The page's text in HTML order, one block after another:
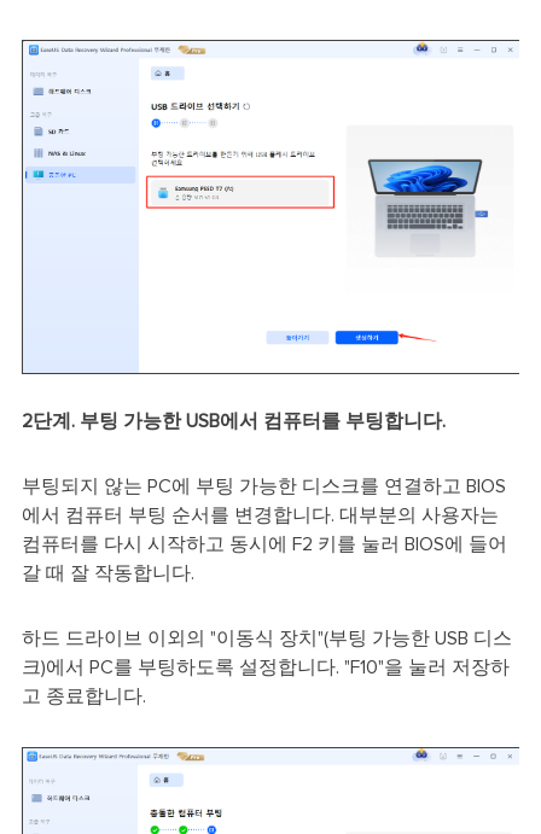
2단계. 부팅 가능한 USB에서 컴퓨터를 부팅합니다.
부팅되지 않는 PC에 부팅 가능한 디스크를 연결하고 BIOS
에서 컴퓨터 부팅 순서를 변경합니다. 대부분의 사용자는
컴퓨터를 다시 시작하고 동시에 F2 키를 눌러 BIOS에 들어
갈 때 잘 작동합니다.
하드 드라이브 이외의 "이동식 장치"(부팅 가능한 USB 디스
크)에서 PC를 부팅하도록 설정합니다. "F10"을 눌러 저장하
고 종료합니다.